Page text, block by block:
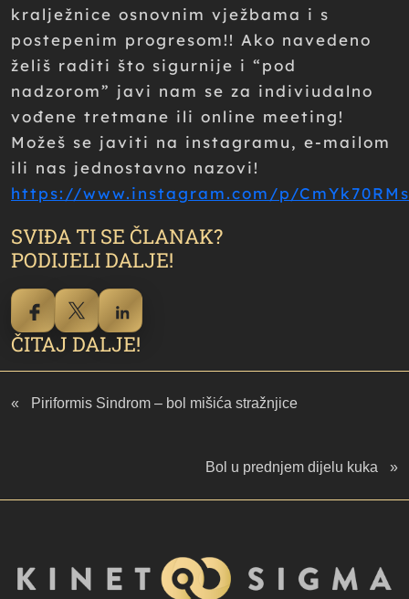
kralježnice osnovnim vježbama i s
postepenim progresom!! Ako navedeno
želiš raditi što sigurnije i “pod
nadzorom” javi nam se za indiviudalno
vođene tretmane ili online meeting!
Možeš se javiti na instagramu, e-mailom
ili nas jednostavno nazovi!
https://www.instagram.com/p/
SVIĐA TI SE ČLANAK?
PODIJELI DALJE!
ČITAJ DALJE!
« Piriformis Sindrom – bol mišića stražnjice
Bol u prednjem dijelu kuka »